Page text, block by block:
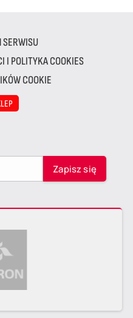
SERWISU
I POLITYKA COOKIES
COOKIE